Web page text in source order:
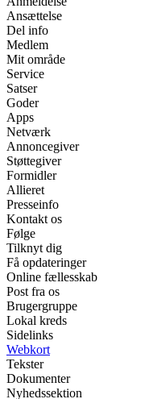
Ansættelse
Del info
Medlem
Mit område
Service
Satser
Goder
Apps
Netværk
Annoncegiver
Støttegiver
Formidler
Allieret
Presseinfo
Kontakt os
Følge
Tilknyt dig
Få opdateringer
Online fællesskab
Post fra os
Brugergruppe
Lokal kreds
Sidelinks
Webkort
Tekster
Dokumenter
Nyhedssektion